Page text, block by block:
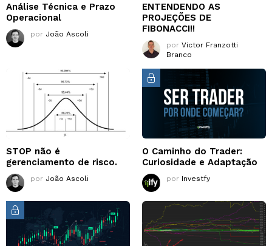
Análise Técnica e Prazo
Operacional
por João Ascoli
ENTENDENDO AS
PROJEÇÕES DE
FIBONACCI!!
por Victor Franzotti
Branco
STOP não é
gerenciamento de risco.
por João Ascoli
O Caminho do Trader:
Curiosidade e Adaptação
por Investfy